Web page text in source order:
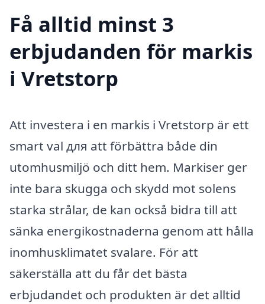
Få alltid minst 3
erbjudanden för markis
i Vretstorp
Att investera i en markis i Vretstorp är ett
smart val для att förbättra både din
utomhusmiljö och ditt hem. Markiser ger
inte bara skugga och skydd mot solens
starka strålar, de kan också bidra till att
sänka energikostnaderna genom att hålla
inomhusklimatet svalare. För att
säkerställa att du får det bästa
erbjudandet och produkten är det alltid